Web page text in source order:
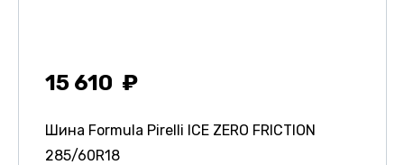
15 610
Шина Formula Pirelli ICE ZERO FRICTION
285/60R18